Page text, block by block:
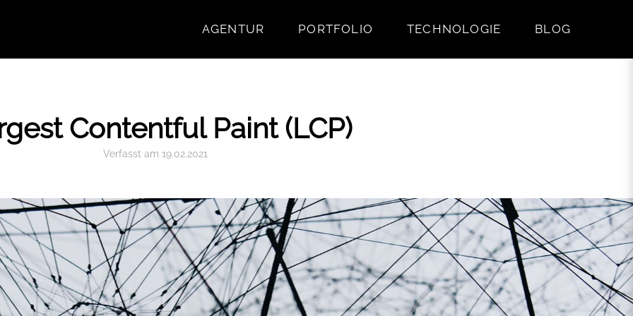
AGENTUR PORTFOLIO TECHNOLOGIE BLOG
Contentful Paint (LCP)
Verfasst am 19.02.2021